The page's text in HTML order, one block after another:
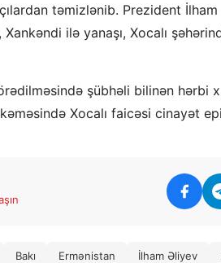
təmizlənib. Prezident
ilə yanaşı, Xocalı
şübhəli bilinən hərbi
Xocalı faicəsi cinayət
Bakı Ermənistan İlham Əliyev